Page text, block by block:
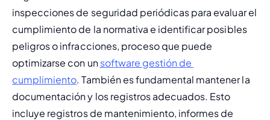
inspecciones de seguridad periódicas para evaluar el
cumplimiento de la normativa e identificar posibles
peligros o infracciones, proceso que puede
optimizarse con un software gestión de
cumplimiento. También es fundamental mantener la
documentación y los registros adecuados. Esto
incluye registros de mantenimiento, informes de